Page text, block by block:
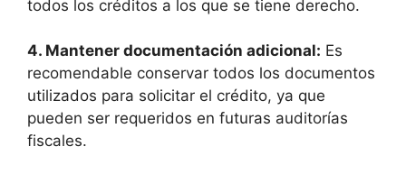
todos los créditos ‌a⁤ los que‌ se tiene derecho.
4. Mantener documentación adicional: ⁢Es⁣
recomendable conservar todos los documentos
utilizados para solicitar⁢ el crédito,⁣ ya ⁣que
pueden ser requeridos en futuras auditorías
fiscales.